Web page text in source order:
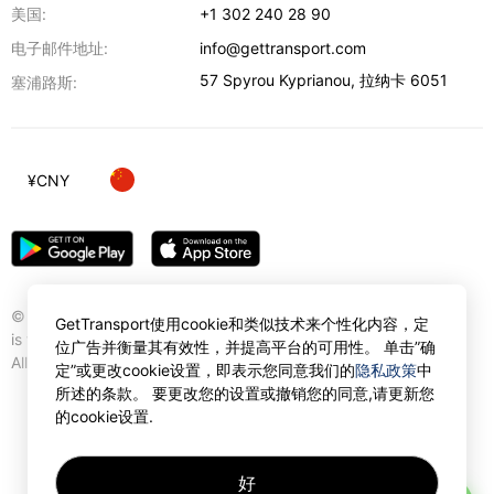
美国:
+1 302 240 28 90
电子邮件地址:
info@gettransport.com
塞浦路斯:
57 Spyrou Kyprianou,拉纳卡 6051
© Gettransport International Limited. GetTransport®
is trademark of Gettransport International Limited.
All rights reserved.
¥CNY
GetTransport使用cookie和类似技术来个性化内容，定
位广告并衡量其有效性，并提高平台的可用性。 单击”确
定”或更改cookie设置，即表示您同意我们的隐私政策中
所述的条款。 要更改您的设置或撤销您的同意,请更新您
的cookie设置.
好